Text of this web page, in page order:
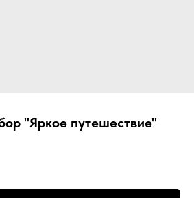
"Яркое путешествие"